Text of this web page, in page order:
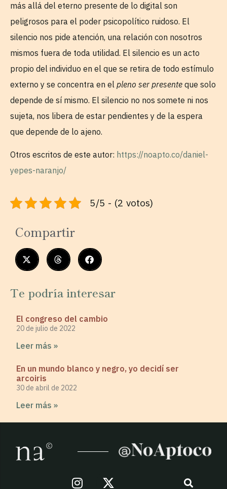
más allá del eterno presente de lo digital son
peligrosos para el poder psicopolítico ruidoso. El
silencio nos pide atención, una relación con nosotros
mismos fuera de toda utilidad. El silencio es un acto
propio del individuo en el que se retira de todo estímulo
externo y se concentra en el pleno ser presente que solo
depende de sí mismo. El silencio no nos somete ni nos
sujeta, nos libera de estar pendientes y de la espera
que depende de lo ajeno.
Otros escritos de este autor: https://noapto.co/daniel-
yepes-naranjo/
5/5 - (2 votos)
Compartir
Te podría interesar
El congreso del cambio
20 de julio de 2022
Leer más »
En un mundo blanco y negro, yo decidí ser
arcoiris
30 de abril de 2022
Leer más »